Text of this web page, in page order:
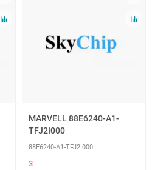
MARVELL 88E6240-A1-
TFJ2I000
88E6240-A1-TFJ2I000
3